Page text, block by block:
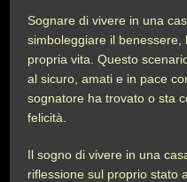
Sognare di vivere in una
simboleggiare il benessere,
propria vita. Questo
al sicuro, amati e in pace
sognatore ha trovato o sta
felicità.
Il sogno di vivere in una
riflessione sul proprio stato